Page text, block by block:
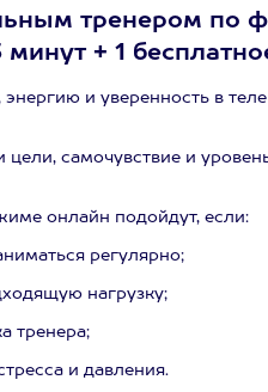
тренером по
+ 1
энергию и уверенность в
самочувствие и
онлайн подойдут, если:
регулярно;
нагрузку;
тренера;
и давления.